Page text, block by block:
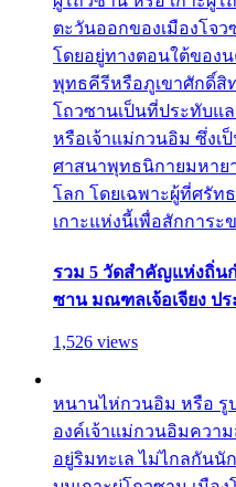
ตะวันออกของเมืองโจ
โดยอยู่ทางตอนใต้ของน
พุทธคีรีหรือภูเขาศักดิ์สิ
โถวซานเป็นที่ประทับแ
หรือเจ้าแม่กวนอิม ซึ่งเ
ศาสนาพุทธนิกายมหาย
โลก โดยเฉพาะผู้ที่ศรัท
เกาะแห่งนี้เพื่อสักการ
รวม 5 วัดสำคัญแห่งถิ่น
ซาน มณฑลเจ้อเจียง ปร
1,526 views
หนานไห่กวนอิม หรือ รู
องค์เจ้าแม่กวนอิมควา
อยู่ริมทะเล ไม่ไกลกันนั